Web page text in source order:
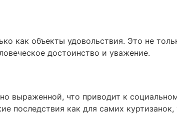
как объекты удовольствия. Это не
достоинство и уважение.
выраженной, что приводит к
последствия как для самих куртизанок,